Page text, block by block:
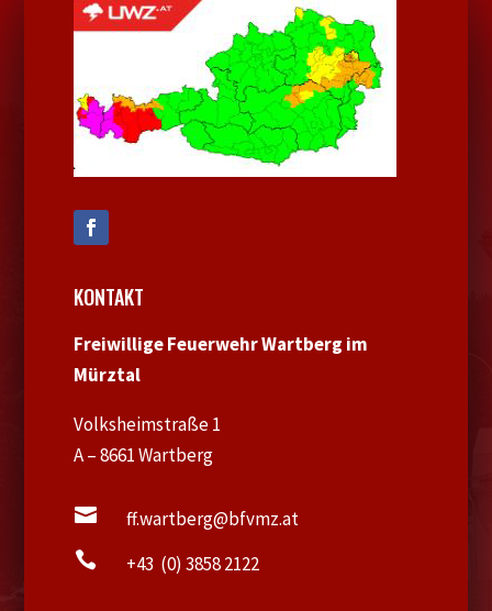
KONTAKT
Freiwillige Feuerwehr Wartberg im
Mürztal
Volksheimstraße 1
A – 8661 Wartberg
 ff.wartberg@bfvmz.at
 +43 (0) 3858 2122